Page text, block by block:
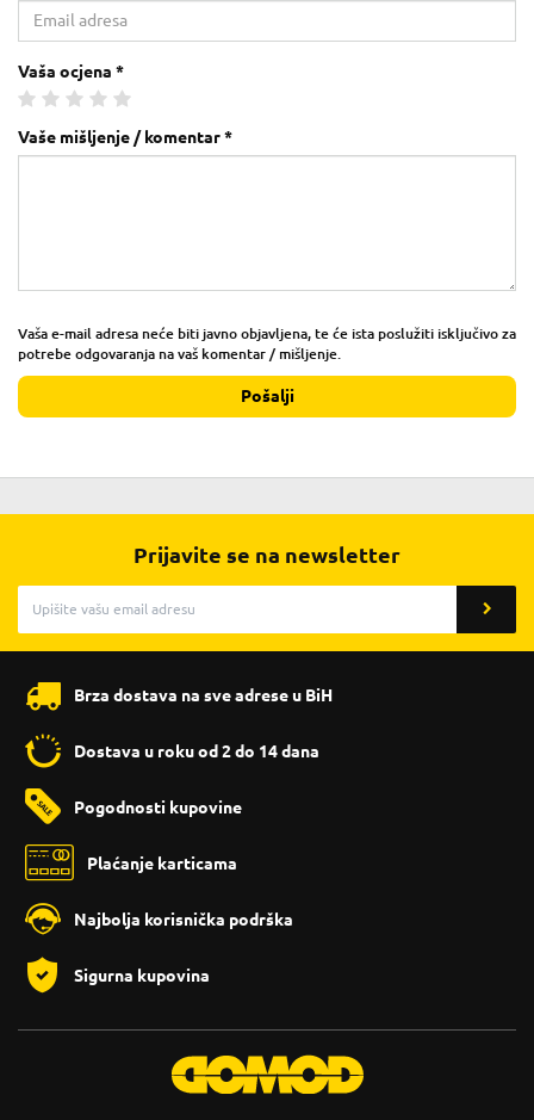
Vaša ocjena *
Vaše mišljenje / komentar *
Vaša e-mail adresa neće biti javno objavljena, te će ista poslužiti isključivo za
potrebe odgovaranja na vaš komentar / mišljenje.
Pošalji
Prijavite se na newsletter
Brza dostava na sve adrese u BiH
Dostava u roku od 2 do 14 dana
Pogodnosti kupovine
Plaćanje karticama
Najbolja korisnička podrška
Sigurna kupovina